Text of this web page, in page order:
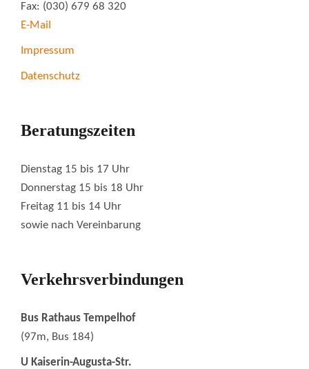
Fax: (030) 679 68 320
E-Mail
Impressum
Datenschutz
Beratungszeiten
Dienstag 15 bis 17 Uhr
Donnerstag 15 bis 18 Uhr
Freitag 11 bis 14 Uhr
sowie nach Vereinbarung
Verkehrsverbindungen
Bus Rathaus Tempelhof
(97m, Bus 184)
U Kaiserin-Augusta-Str.